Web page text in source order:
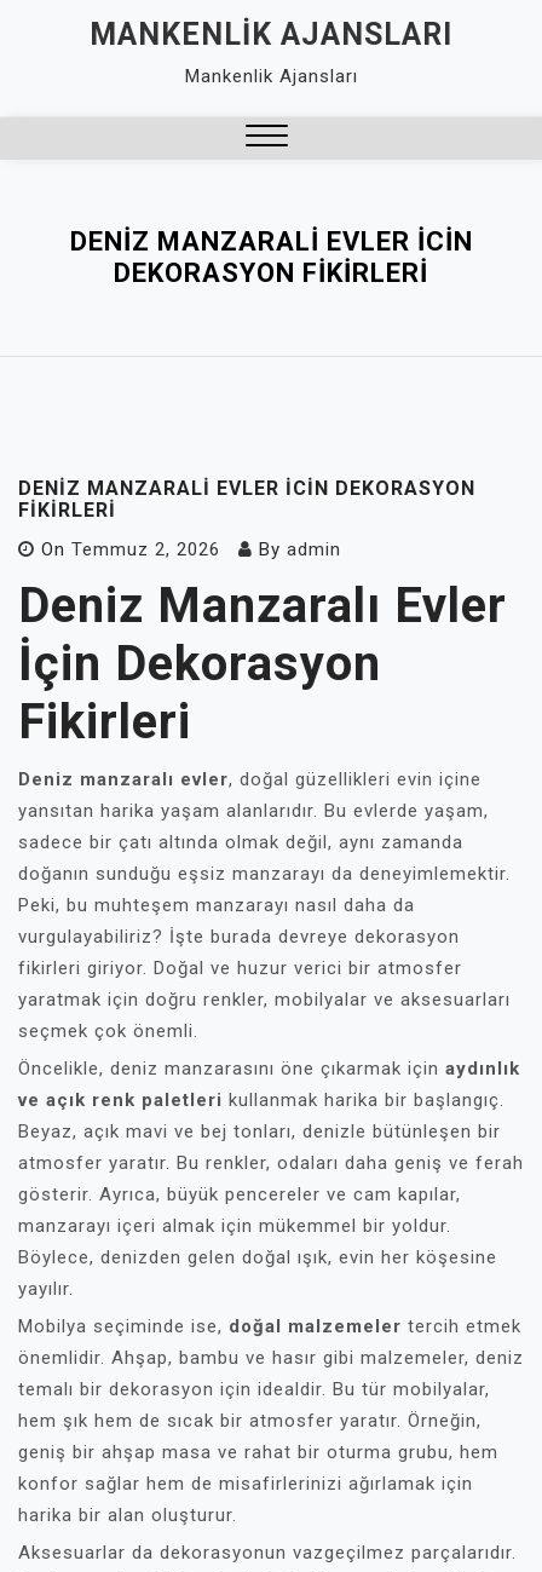
MANKENLIK AJANSLARI
Mankenlik Ajansları
DENIZ MANZARALI EVLER İCIN
DEKORASYON FIKIRLERI
DENIZ MANZARALI EVLER İCIN DEKORASYON
FIKIRLERI
On Temmuz 2, 2026 By admin
Deniz Manzaralı Evler
İçin Dekorasyon
Fikirleri
Deniz manzaralı evler, doğal güzellikleri evin içine
yansıtan harika yaşam alanlarıdır. Bu evlerde yaşam,
sadece bir çatı altında olmak değil, aynı zamanda
doğanın sunduğu eşsiz manzarayı da deneyimlemektir.
Peki, bu muhteşem manzarayı nasıl daha da
vurgulayabiliriz? İşte burada devreye dekorasyon
fikirleri giriyor. Doğal ve huzur verici bir atmosfer
yaratmak için doğru renkler, mobilyalar ve aksesuarları
seçmek çok önemli.
Öncelikle, deniz manzarasını öne çıkarmak için aydınlık
ve açık renk paletleri kullanmak harika bir başlangıç.
Beyaz, açık mavi ve bej tonları, denizle bütünleşen bir
atmosfer yaratır. Bu renkler, odaları daha geniş ve ferah
gösterir. Ayrıca, büyük pencereler ve cam kapılar,
manzarayı içeri almak için mükemmel bir yoldur.
Böylece, denizden gelen doğal ışık, evin her köşesine
yayılır.
Mobilya seçiminde ise, doğal malzemeler tercih etmek
önemlidir. Ahşap, bambu ve hasır gibi malzemeler, deniz
temalı bir dekorasyon için idealdir. Bu tür mobilyalar,
hem şık hem de sıcak bir atmosfer yaratır. Örneğin,
geniş bir ahşap masa ve rahat bir oturma grubu, hem
konfor sağlar hem de misafirlerinizi ağırlamak için
harika bir alan oluşturur.
Aksesuarlar da dekorasyonun vazgeçilmez parçalarıdır.